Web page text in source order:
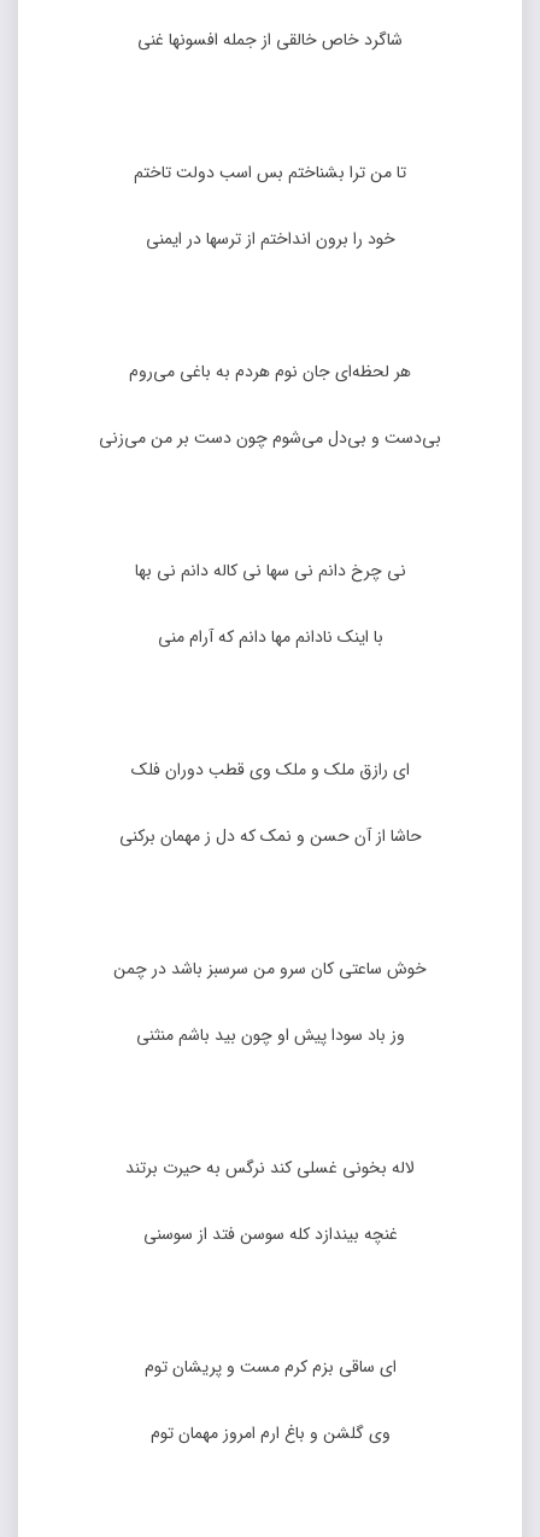
شاگرد خاص خالقی از جمله افسونها غنی
تا من ترا بشناختم بس اسب دولت تاختم
خود را برون انداختم از ترسها در ایمنی
هر لحظه‌ای جان نوم هردم به باغی می‌روم
بی‌دست و بی‌دل می‌شوم چون دست بر من می‌زنی
نی چرخ دانم نی سها نی کاله دانم نی بها
با اینک نادانم مها دانم که آرام منی
ای رازق ملک و ملک وی قطب دوران فلک
حاشا از آن حسن و نمک که دل ز مهمان برکنی
خوش ساعتی کان سرو من سرسبز باشد در چمن
وز باد سودا پیش او چون بید باشم منثنی
لاله بخونی غسلی کند نرگس به حیرت برتند
غنچه بیندازد کله سوسن فتد از سوسنی
ای ساقی بزم کرم مست و پریشان توم
وی گلشن و باغ ارم امروز مهمان توم